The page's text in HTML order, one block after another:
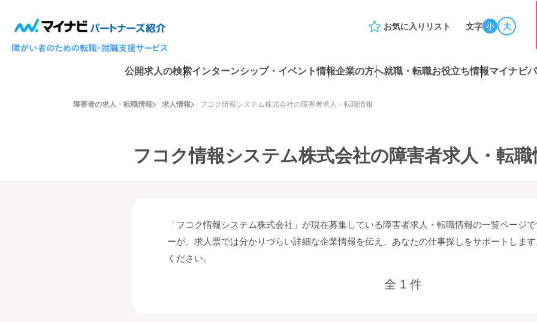
お気に入りリスト 文字 小 大
公開求人の検索インターンシップ・イベント情報企業の方へ就職・転職お役立ち情報マイナビ
障害者の求人・転職情報 求人情報 フコク情報システム株式会社の障害者求人・転職情報
フコク情報システム株式会社の障害者求人・転職
「フコク情報システム株式会社」が現在募集している障害者求人・転職情報の一覧ページ
ーが、求人票では分かりづらい詳細な企業情報を伝え、あなたの仕事探しをサポートしま
ください。
全 1 件